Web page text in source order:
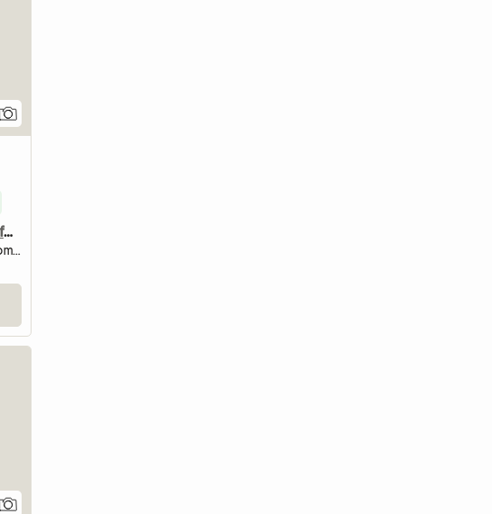
Königliches Schlafzimmer auf dem Land
Unterkunft beim Gastgeber | Beauce la Romaine (41240) | 20 M2